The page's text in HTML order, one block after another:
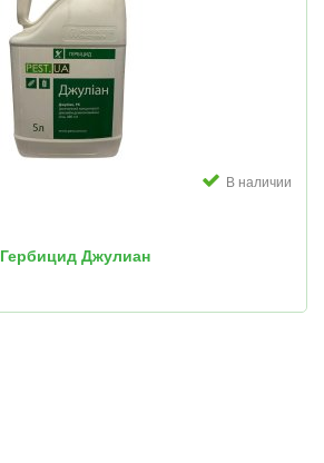
В наличии
Гербицид Джулиан